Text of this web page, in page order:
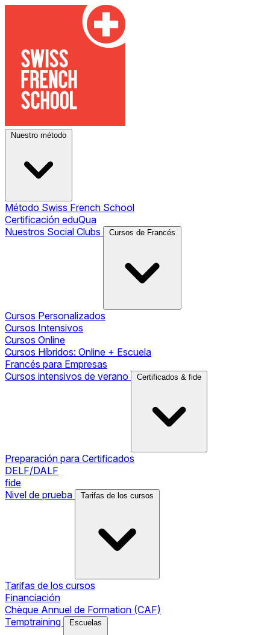
Nuestro método
Método Swiss French School
Certificación eduQua
Nuestros Social Clubs
Cursos de Francés
Cursos Personalizados
Cursos Intensivos
Cursos Online
Cursos Híbridos: Online + Escuela
Francés para Empresas
Cursos intensivos de verano
Certificados & fide
Preparación para Certificados
DELF/DALF
fide
Nivel de prueba
Tarifas de los cursos
Tarifas de los cursos
Financiación
Chèque Annuel de Formation (CAF)
Temptraining
Escuelas